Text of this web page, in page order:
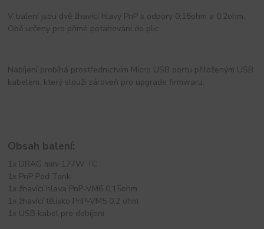
V balení jsou dvě žhavící hlavy PnP s odpory 0,15ohm a 0,2ohm.
Obě určeny pro přímé potahování do plic.
Nabíjení probíhá prostřednictvím Micro USB portu přiloženým USB
kabelem, který slouží zároveň pro upgrade firmwaru.
Obsah balení:
1x DRAG mini 177W TC
1x PnP Pod Tank
1x žhavící hlava PnP-VM6 0,15ohm
1x žhavící tělísko PnP-VM5 0,2 ohm
1x USB kabel pro dobíjení